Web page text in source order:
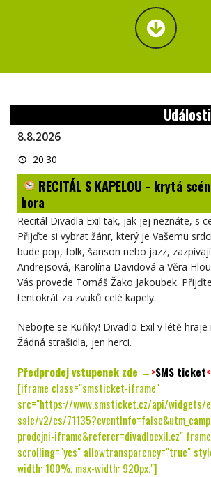
8.8.2026
RECITÁL
S
KAPELOU
krytá
scéna
Kunětická
hora
20:30
RECITÁL S KAPELOU - krytá
hora
Recitál Divadla Exil tak, jak jej neznáte, s
Přijďte si vybrat žánr, který je Vašemu
bude pop, folk, šanson nebo jazz,
Andrejsová, Karolína Davidová a Věra
Vás provede Tomáš Žako Jakoubek.
tentokrát za zvuků celé kapely.
Nebojte se Kuňky! Divadlo Exil v létě
Žádná strašidla, jen herci.
Předprodej vstupenek zde →>SMS ticket<
[iframe class="smsticket-iframe"
src="https://www.smsticket.cz/api/widgets/
sale/v2/cs/
prodejni-iframe&referer=divadloexil.cz"
scrolling="yes" allowtransparency="true"
width: 100%; max-width: 920px;"]